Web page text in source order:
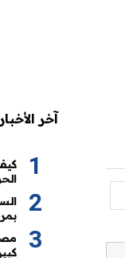
آخر الأخبار